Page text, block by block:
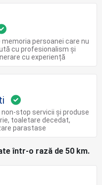
persoanei care nu
cu profesionalism și
cu experiență
stop servicii și produse
toaletare decedat,
parastase
într-o rază de 50 km.